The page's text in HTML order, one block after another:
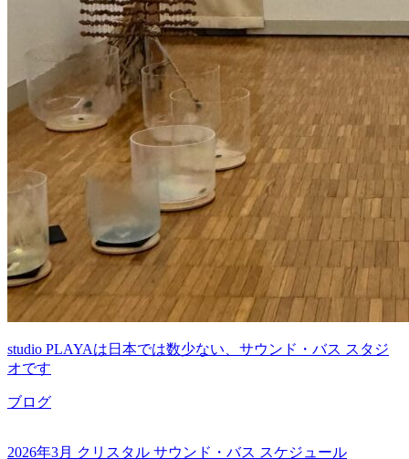
studio PLAYAは日本では数少ない、サウンド・バス スタジ
オです
ブログ
2026年3月 クリスタル サウンド・バス スケジュール